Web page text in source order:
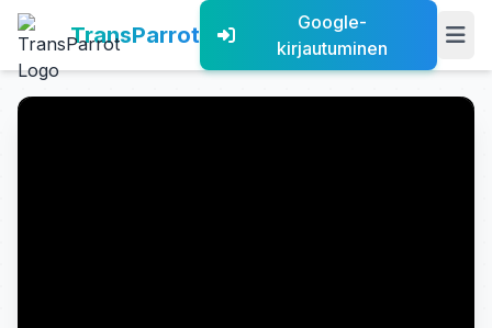
TransParrot
Google-
kirjautuminen